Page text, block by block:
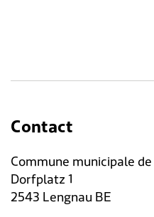
Contact
Commune municipale
Dorfplatz 1
2543 Lengnau BE